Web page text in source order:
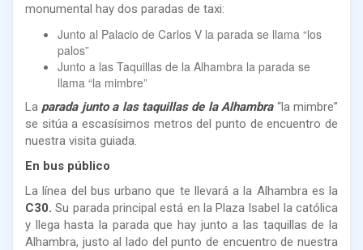
monumental hay dos paradas de taxi:
Junto al Palacio de Carlos V la parada se llama “los
palos”
Junto a las Taquillas de la Alhambra la parada se
llama “la mimbre”
La parada junto a las taquillas de la Alhambra“la mimbre”
se sitúa a escasísimos metros del punto de encuentro de
nuestra visita guiada.
En bus público
La línea del bus urbano que te llevará a la Alhambra es la
C30. Su parada principal está en la Plaza Isabel la católica
y llega hasta la parada que hay junto a las taquillas de la
Alhambra, justo al lado del punto de encuentro de nuestra